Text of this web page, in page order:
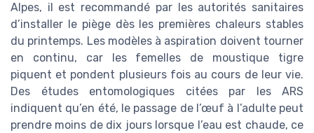
Alpes, il est recommandé par les autorités sanitaires
d’installer le piège dès les premières chaleurs stables
du printemps. Les modèles à aspiration doivent tourner
en continu, car les femelles de moustique tigre
piquent et pondent plusieurs fois au cours de leur vie.
Des études entomologiques citées par les ARS
indiquent qu’en été, le passage de l’œuf à l’adulte peut
prendre moins de dix jours lorsque l’eau est chaude, ce